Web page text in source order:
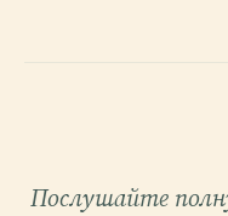
Послушайте